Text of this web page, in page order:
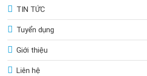
TIN TỨC
Tuyển dụng
Giới thiệu
Liên hệ